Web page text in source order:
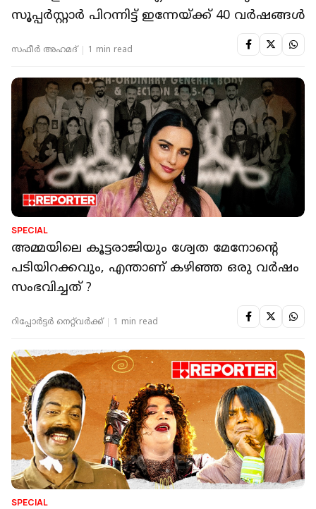
സൂപ്പർസ്റ്റാർ പിറന്നിട്ട് ഇന്നേയ്ക്ക് 40 വർഷങ്ങൾ
സഫീർ അഹമദ് 1 min read
SPECIAL
അമ്മയിലെ കൂട്ടരാജിയും ശ്വേത മേനോന്റെ
പടിയിറക്കവും, എന്താണ് കഴിഞ്ഞ ഒരു വർഷം
സംഭവിച്ചത് ?
റിപ്പോർട്ടർ നെറ്റ്‌വര്‍ക്ക്‌ 1 min read
SPECIAL